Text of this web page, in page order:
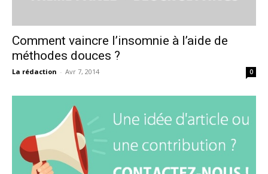
Comment vaincre l’insomnie à l’aide de
méthodes douces ?
La rédaction - Avr 7, 2014 0